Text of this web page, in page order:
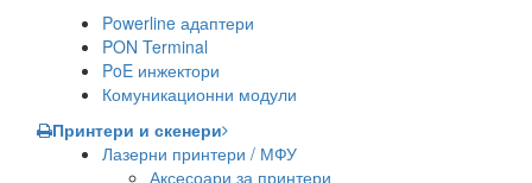
Powerline адаптери
PON Terminal
PoE инжектори
Комуникационни модули
Принтери и скенери
Лазерни принтери / МФУ
Аксесоари за принтери